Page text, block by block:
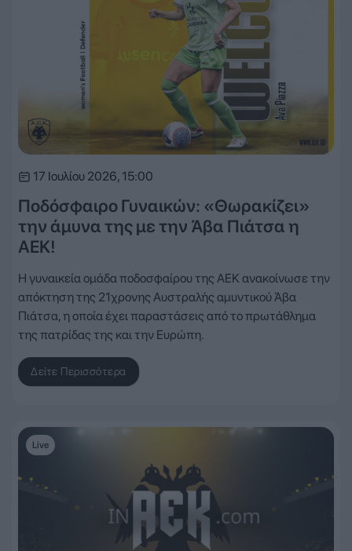
17 Ιουλίου 2026, 15:00
Ποδόσφαιρο Γυναικών: «Θωρακίζει»
την άμυνα της με την Άβα Πιάτσα η
ΑΕΚ!
Η γυναικεία ομάδα ποδοσφαίρου της ΑΕΚ ανακοίνωσε την
απόκτηση της 21χρονης Αυστραλής αμυντικού Άβα
Πιάτσα, η οποία έχει παραστάσεις από το πρωτάθλημα
της πατρίδας της και την Ευρώπη.
Δείτε Περισσότερα
Live